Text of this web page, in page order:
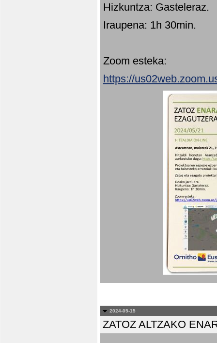
Hizkuntza: Gasteleraz.
Iraupena: 1h 30min.
Zoom esteka:
https://
2024-05-15
ZATOZ ALTZAKO